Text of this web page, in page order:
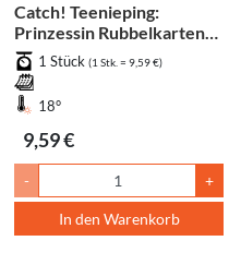
Catch! Teenieping:
Prinzessin Rubbelkarten
Staffel 6 (1Stk.)
1 Stück (1 Stk. = 9,59 €)
18°
9,59 €
- +
In den Warenkorb